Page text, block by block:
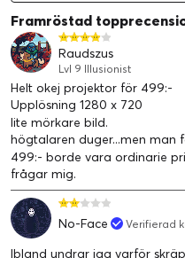
Upp till 120" skärmstorlek
Med denna mini-projektor
storbildsupplevelse var som
upp till 120 tum med 720p-
Framröstad
Raudszus
Lvl 9 Illusionist
Helt okej projektor för 499:-
Upplösning 1280 x 720
lite mörkare bild.
högtalaren duger...men man
499:- borde vara ordinarie
frågar mig.
No-Face Verifierad
Ibland undrar jag varför